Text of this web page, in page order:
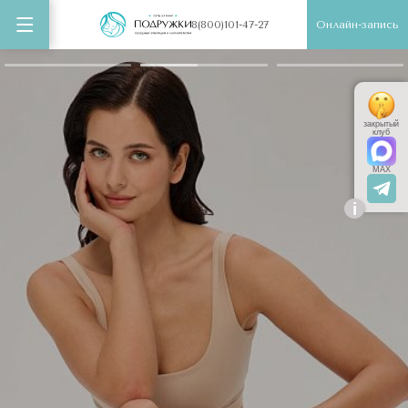
8(800)101-47-27 Онлайн-запись
i
закрытый
клуб
MAX